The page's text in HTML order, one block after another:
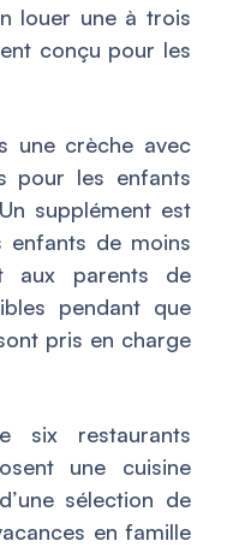
louer une à trois
conçu pour les
une crèche avec
pour les enfants
supplément est
enfants de moins
aux parents de
pendant que
pris en charge
six restaurants
une cuisine
sélection de
en famille